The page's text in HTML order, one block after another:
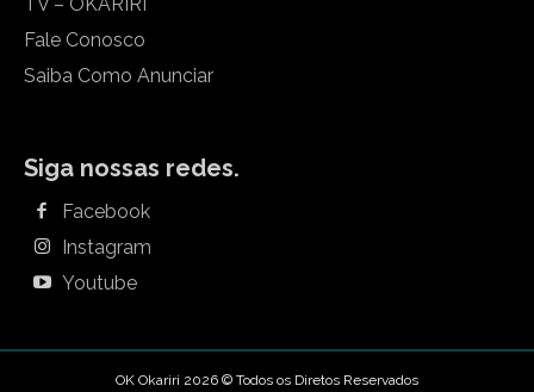
Fale Conosco
Saiba Como Anunciar
Siga nossas redes.
Facebook
Instagram
Youtube
OK Okariri 2026 © Todos os Diretos Reservados